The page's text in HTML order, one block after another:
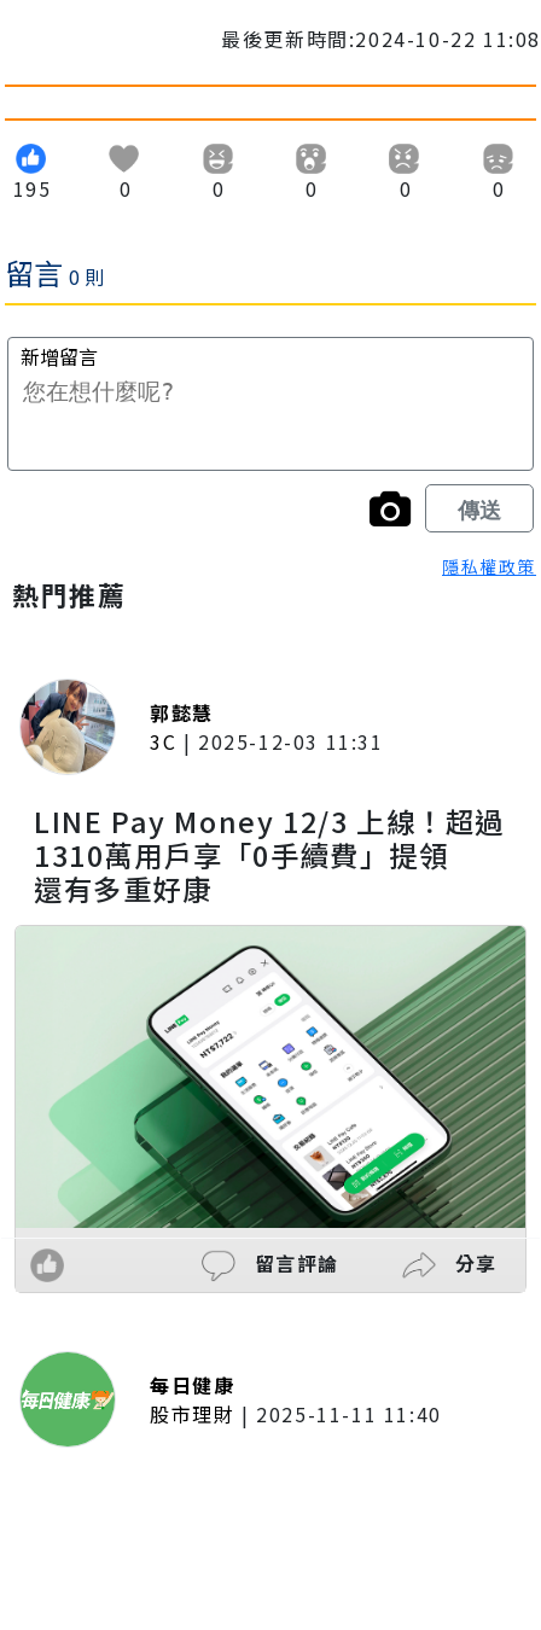
最後更新時間:2024-10-22 11:08
195 0 0 0 0 0
隱私權政策
熱門推薦
郭懿慧
3C | 2025-12-03 11:31
LINE Pay Money 12/3 上線！超過
1310萬用戶享「0手續費」提領
還有多重好康
留言評論 分享
每日健康
股市理財 | 2025-11-11 11:40